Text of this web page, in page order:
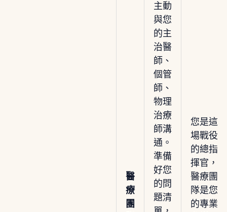
醫
療
團
主動
與您
的主
治醫
師、
個管
師、
物理
治療
師溝
通。
準備
好您
的問
題清
您是這
場戰役
的總指
揮官，
醫療團
隊是您
的專業